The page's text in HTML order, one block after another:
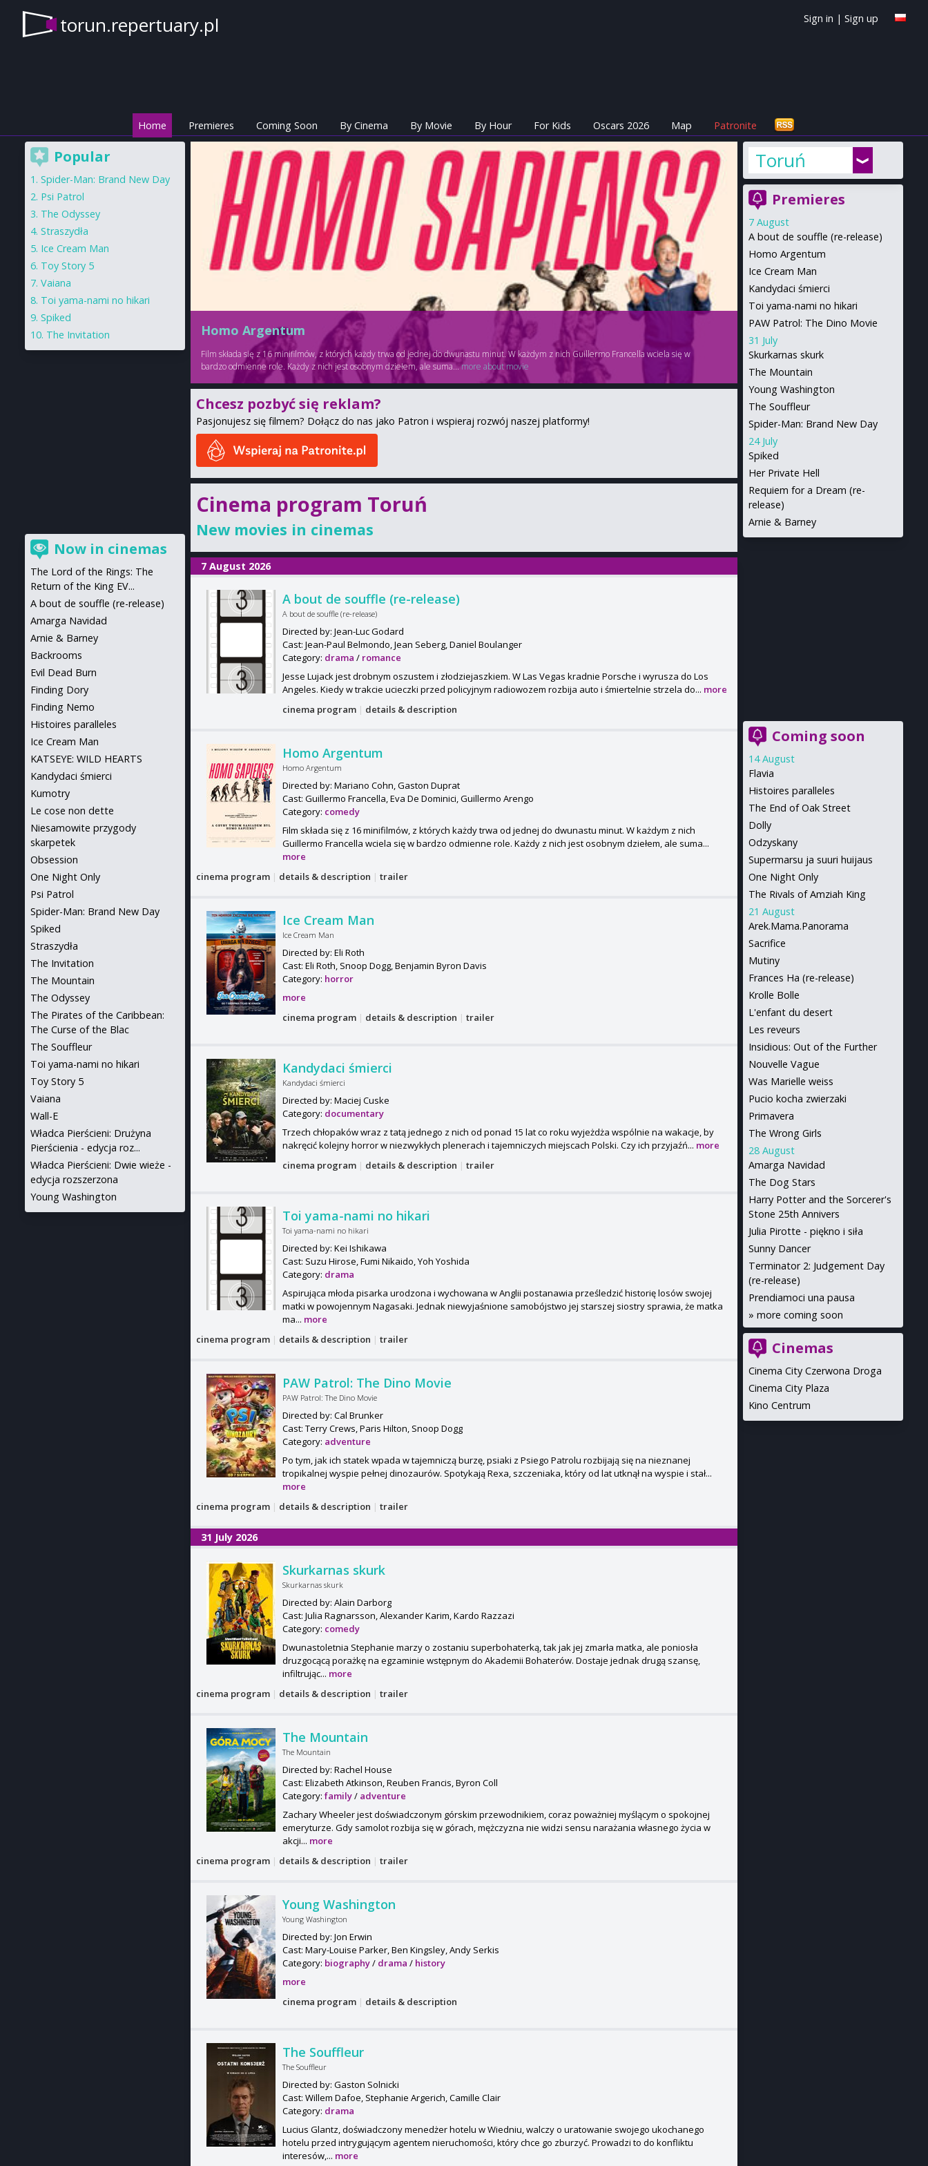
torun.repertuary.pl Sign in | Sign up
Home Premieres Coming Soon By Cinema By Movie By Hour For Kids Oscars 2026 Map Patronite
Homo Argentum
Film składa się z 16 minifilmów, z których każdy trwa od jednej do dwunastu minut. W każdym z nich Guillermo Francella wciela się w
bardzo odmienne role. Każdy z nich jest osobnym dziełem, ale suma...more about movie
Chcesz pozbyć się reklam?
Pasjonujesz się filmem? Dołącz do nas jako Patron i wspieraj rozwój naszej platformy!
Cinema program Toruń
New movies in cinemas
7 August 2026
A bout de souffle (re-release)
A bout de souffle (re-release)
Directed by: Jean-Luc Godard
Cast: Jean-Paul Belmondo, Jean Seberg, Daniel Boulanger
Category: drama / romance
Jesse Lujack jest drobnym oszustem i złodziejaszkiem. W Las Vegas kradnie Porsche i wyrusza do Los
Angeles. Kiedy w trakcie ucieczki przed policyjnym radiowozem rozbija auto i śmiertelnie strzela do... more
cinema program | details & description
Homo Argentum
Homo Argentum
Directed by: Mariano Cohn, Gaston Duprat
Cast: Guillermo Francella, Eva De Dominici, Guillermo Arengo
Category: comedy
Film składa się z 16 minifilmów, z których każdy trwa od jednej do dwunastu minut. W każdym z nich
Guillermo Francella wciela się w bardzo odmienne role. Każdy z nich jest osobnym dziełem, ale suma...
more
cinema program | details & description |trailer
Ice Cream Man
Ice Cream Man
Directed by: Eli Roth
Cast: Eli Roth, Snoop Dogg, Benjamin Byron Davis
Category: horror
more
cinema program | details & description |trailer
Kandydaci śmierci
Kandydaci śmierci
Directed by: Maciej Cuske
Category: documentary
Trzech chłopaków wraz z tatą jednego z nich od ponad 15 lat co roku wyjeżdża wspólnie na wakacje, by
nakręcić kolejny horror w niezwykłych plenerach i tajemniczych miejscach Polski. Czy ich przyjaźń... more
cinema program | details & description |trailer
Toi yama-nami no hikari
Toi yama-nami no hikari
Directed by: Kei Ishikawa
Cast: Suzu Hirose, Fumi Nikaido, Yoh Yoshida
Category: drama
Aspirująca młoda pisarka urodzona i wychowana w Anglii postanawia prześledzić historię losów swojej
matki w powojennym Nagasaki. Jednak niewyjaśnione samobójstwo jej starszej siostry sprawia, że matka
ma... more
cinema program | details & description |trailer
PAW Patrol: The Dino Movie
PAW Patrol: The Dino Movie
Directed by: Cal Brunker
Cast: Terry Crews, Paris Hilton, Snoop Dogg
Category: adventure
Po tym, jak ich statek wpada w tajemniczą burzę, psiaki z Psiego Patrolu rozbijają się na nieznanej
tropikalnej wyspie pełnej dinozaurów. Spotykają Rexa, szczeniaka, który od lat utknął na wyspie i stał...
more
cinema program | details & description |trailer
31 July 2026
Skurkarnas skurk
Skurkarnas skurk
Directed by: Alain Darborg
Cast: Julia Ragnarsson, Alexander Karim, Kardo Razzazi
Category: comedy
Dwunastoletnia Stephanie marzy o zostaniu superbohaterką, tak jak jej zmarła matka, ale poniosła
druzgocącą porażkę na egzaminie wstępnym do Akademii Bohaterów. Dostaje jednak drugą szansę,
infiltrując... more
cinema program | details & description |trailer
The Mountain
The Mountain
Directed by: Rachel House
Cast: Elizabeth Atkinson, Reuben Francis, Byron Coll
Category:family/ adventure
Zachary Wheeler jest doświadczonym górskim przewodnikiem, coraz poważniej myślącym o spokojnej
emeryturze. Gdy samolot rozbija się w górach, mężczyzna nie widzi sensu narażania własnego życia w
akcji... more
cinema program | details & description |trailer
Young Washington
Young Washington
Directed by: Jon Erwin
Cast: Mary-Louise Parker, Ben Kingsley, Andy Serkis
Category: biography/ drama / history
more
cinema program | details & description
The Souffleur
The Souffleur
Directed by: Gaston Solnicki
Cast: Willem Dafoe, Stephanie Argerich, Camille Clair
Category: drama
Lucius Glantz, doświadczony menedżer hotelu w Wiedniu, walczy o uratowanie swojego ukochanego
hotelu przed intrygującym agentem nieruchomości, który chce go zburzyć. Prowadzi to do konfliktu
interesów,... more
Toruń
Premieres
7 August
A bout de souffle (re-release)
Homo Argentum
Ice Cream Man
Kandydaci śmierci
Toi yama-nami no hikari
PAW Patrol: The Dino Movie
31 July
Skurkarnas skurk
The Mountain
Young Washington
The Souffleur
Spider-Man: Brand New Day
24 July
Spiked
Her Private Hell
Requiem for a Dream (re-
release)
Arnie & Barney
Coming soon
14 August
Flavia
Histoires paralleles
The End of Oak Street
Dolly
Odzyskany
Supermarsu ja suuri huijaus
One Night Only
The Rivals of Amziah King
21 August
Arek.Mama.Panorama
Sacrifice
Mutiny
Frances Ha (re-release)
Krolle Bolle
L'enfant du desert
Les reveurs
Insidious: Out of the Further
Nouvelle Vague
Was Marielle weiss
Pucio kocha zwierzaki
Primavera
The Wrong Girls
28 August
Amarga Navidad
The Dog Stars
Harry Potter and the Sorcerer's
Stone 25th Annivers
Julia Pirotte - piękno i siła
Sunny Dancer
Terminator 2: Judgement Day
(re-release)
Prendiamoci una pausa
» more coming soon
Cinemas
Cinema City Czerwona Droga
Cinema City Plaza
Kino Centrum
Popular
Spider-Man: Brand New Day
Psi Patrol
The Odyssey
Straszydła
Ice Cream Man
Toy Story 5
Vaiana
Toi yama-nami no hikari
Spiked
The Invitation
Now in cinemas
The Lord of the Rings: The
Return of the King EV...
A bout de souffle (re-release)
Amarga Navidad
Arnie & Barney
Backrooms
Evil Dead Burn
Finding Dory
Finding Nemo
Histoires paralleles
Ice Cream Man
KATSEYE: WILD HEARTS
Kandydaci śmierci
Kumotry
Le cose non dette
Niesamowite przygody
skarpetek
Obsession
One Night Only
Psi Patrol
Spider-Man: Brand New Day
Spiked
Straszydła
The Invitation
The Mountain
The Odyssey
The Pirates of the Caribbean:
The Curse of the Blac
The Souffleur
Toi yama-nami no hikari
Toy Story 5
Vaiana
Wall-E
Władca Pierścieni: Drużyna
Pierścienia - edycja roz...
Władca Pierścieni: Dwie wieże -
edycja rozszerzona
Young Washington